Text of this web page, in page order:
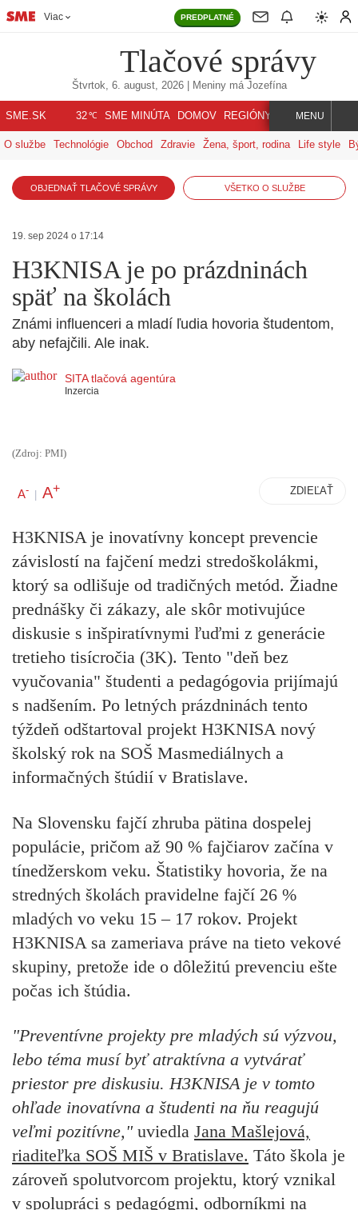
Viac PREDPLATNÉ
Tlačové správy
Štvrtok, 6. august, 2026| Meniny má Jozefína
SME.SK 32℃ SME MINÚTA DOMOV REGIÓNY INDEX SVET
MENU
O službe Technológie Obchod Zdravie Žena, šport, rodina Life style
OBJEDNAŤ TLAČOVÉ SPRÁVY VŠETKO O SLUŽBE
19. sep 2024 o 17:14
H3KNISA je po prázdninách
späť na školách
Známi influenceri a mladí ľudia hovoria študentom,
aby nefajčili. Ale inak.
SITA tlačová agentúra
Inzercia
(Zdroj: PMI)
A- | A+ ZDIEĽAŤ
H3KNISA je inovatívny koncept prevencie
závislostí na fajčení medzi stredoškolákmi,
ktorý sa odlišuje od tradičných metód. Žiadne
prednášky či zákazy, ale skôr motivujúce
diskusie s inšpiratívnymi ľuďmi z generácie
tretieho tisícročia (3K). Tento "deň bez
vyučovania" študenti a pedagógovia prijímajú
s nadšením. Po letných prázdninách tento
týždeň odštartoval projekt H3KNISA nový
školský rok na SOŠ Masmediálnych a
informačných štúdií v Bratislave.
Na Slovensku fajčí zhruba pätina dospelej
populácie, pričom až 90 % fajčiarov začína v
tínedžerskom veku. Štatistiky hovoria, že na
stredných školách pravidelne fajčí 26 %
mladých vo veku 15 – 17 rokov. Projekt
H3KNISA sa zameriava práve na tieto vekové
skupiny, pretože ide o dôležitú prevenciu ešte
počas ich štúdia.
"Preventívne projekty pre mladých sú výzvou,
lebo téma musí byť atraktívna a vytvárať
priestor pre diskusiu. H3KNISA je v tomto
ohľade inovatívna a študenti na ňu reagujú
veľmi pozitívne,"uviedla Jana Mašlejová,
riaditeľka SOŠ MIŠ v Bratislave. Táto škola je
zároveň spolutvorcom projektu, ktorý vznikal
v spolupráci s pedagógmi, odborníkmi na